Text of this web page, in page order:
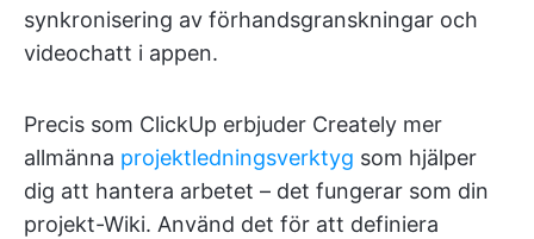
synkronisering av förhandsgranskningar och
videochatt i appen.
Precis som ClickUp erbjuder Creately mer
allmänna projektledningsverktyg som hjälper
dig att hantera arbetet – det fungerar som din
projekt-Wiki. Använd det för att definiera